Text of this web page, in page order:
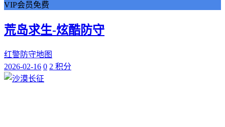
VIP会员免费
荒岛求生-炫酷防守
红警防守地图
2026-02-16 0 2 积分